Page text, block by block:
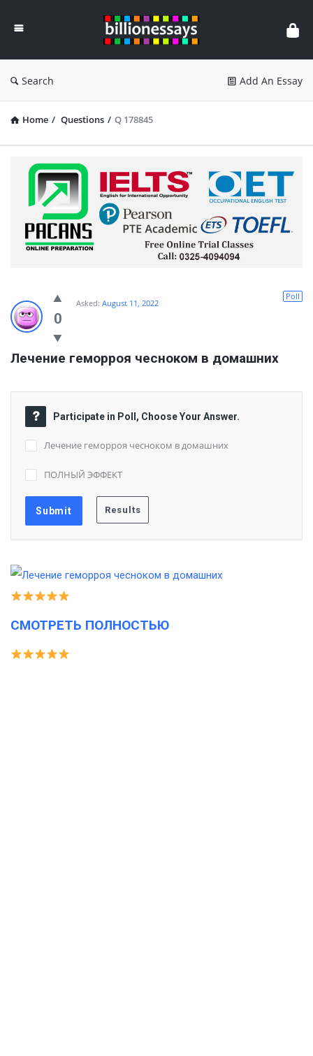
Essays
Search Add An Essay
Home / Questions / Q 178845
0
Poll
Asked: August 11, 2022
Лечение геморроя чесноком в домашних
Participate in Poll, Choose Your Answer.
Лечение геморроя чесноком в домашних
ПОЛНЫЙ ЭФФЕКТ
СМОТРЕТЬ ПОЛНОСТЬЮ